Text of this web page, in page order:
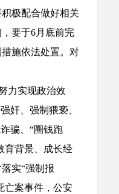
极配合做好相关
要于6月底前完
施依法处置。对
力实现政治效
奸、强制猥亵、
骗、“圈钱跑
育背景、成长经
实“强制报
亡案事件，公安